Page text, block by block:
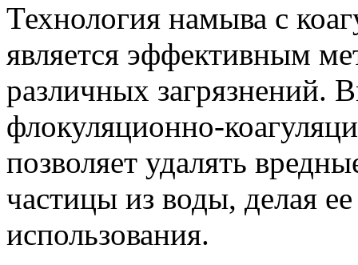
Технология намыва с
является эффективным
различных загрязнений.
флокуляционно-
позволяет удалять
частицы из воды, делая
использования.